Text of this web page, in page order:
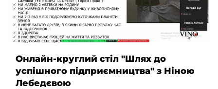
Онлайн-круглий стіл "Шлях до
успішного підприємництва" з Ніною
Лебедєвою